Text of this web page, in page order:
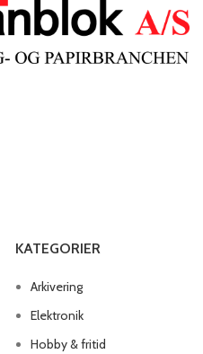
KATEGORIER
Arkivering
Elektronik
Hobby & fritid